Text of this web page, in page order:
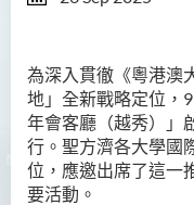
為深入貫徹《粵港澳
地」全新戰略定位，
年會客廳（越秀）」
行。聖方濟各大學國
位，應邀出席了這一
要活動。